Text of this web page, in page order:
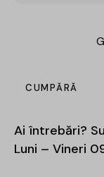
CUMPĂRĂ
Ai întrebări?
Luni – Vineri